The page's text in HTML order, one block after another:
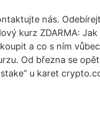
nás.
kurz ZDARMA:
a co s ním
Od března se
u karet